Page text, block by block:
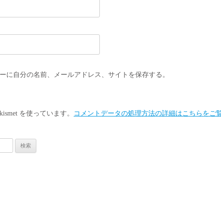
に自分の名前、メールアドレス、サイトを保存する。
を使っています。 コメントデータの処理方法の詳細はこちらをご